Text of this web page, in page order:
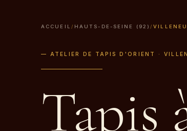
ACCUEIL / HAUTS-DE-SEINE (92) /
— ATELIER DE TAPIS D'ORIENT ·
Tapis